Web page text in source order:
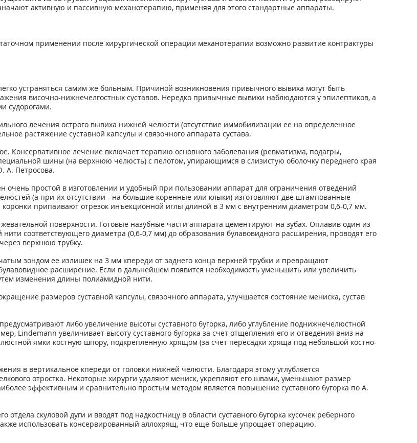
активную и пассивную механотерапию, применяя для этого стандартные аппараты.
применении после хирургической операции механотерапии возможно развитие контрактуры
устраняться самим же больным. Причиной возникновения привычного вывиха могут быть
височно-нижнечелгостных суставов. Нередко привычные вывихи наблюдаются у эпилептиков, а
судорогами.
лечения острого вывиха нижней челюсти (отсутствие иммобилизации ее на определенное
растяжение суставной капсулы и связочного аппарата сустава.
Консервативное лечение включает терапию основного заболевания (ревматизма, подагры,
шины (на верхнюю челюсть) с пелотом, упирающимся в слизистую оболочку переднего края
А. Петросова.
простой в изготовлении и удобный при пользовании аппарат для ограничения отведений
(а при их отсутствии - на большие коренные или клыки) изготовляют две штампованные
припаивают отрезок инъекционной иглы длиной в 3 мм с внутренним диаметром 0,6-0,7 мм.
поверхности. Готовые назубные части аппарата цементируют на зубах. Оплавив один из
соответствующего диаметра (0,6-0,7 мм) до образования булавовидного расширения, проводят его
верхнюю трубку.
зондом ее излишек на 3 мм кпереди от заднего конца верхней трубки и превращают
расширение. Если в дальнейшем появится необходимость уменьшить или увеличить
изменения длины полиамидной нити.
размеров суставной капсулы, связочного аппарата, улучшается состояние мениска, сустав
либо увеличение высоты суставного бугорка, либо углубление поднижнечелюстной
Lindemann увеличивает высоту суставного бугорка за счет отщепления его и отведения вниз на
ямки костную шпору, подкрепленную хрящом (за счет пересадки хряща под небольшой костно-
в вертикальное кпереди от головки нижней челюсти. Благодаря этому углубляется
отростка. Некоторые хирурги удаляют мениск, укрепляют его швами, уменьшают размер
эффективным и сравнительно простым методом является повышение суставного бугорка по А.
отдела скуловой дуги и вводят под надкостницу в области суставного бугорка кусочек реберного
использовать консервированный аллохрящ, что еще больше упрощает операцию.